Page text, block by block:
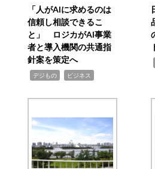
「人がAIに求めるのは
信頼し相談できるこ
と」 ロジカがAI事業
者と導入機関の共通指
針案を策定へ
デジもの ビジネス